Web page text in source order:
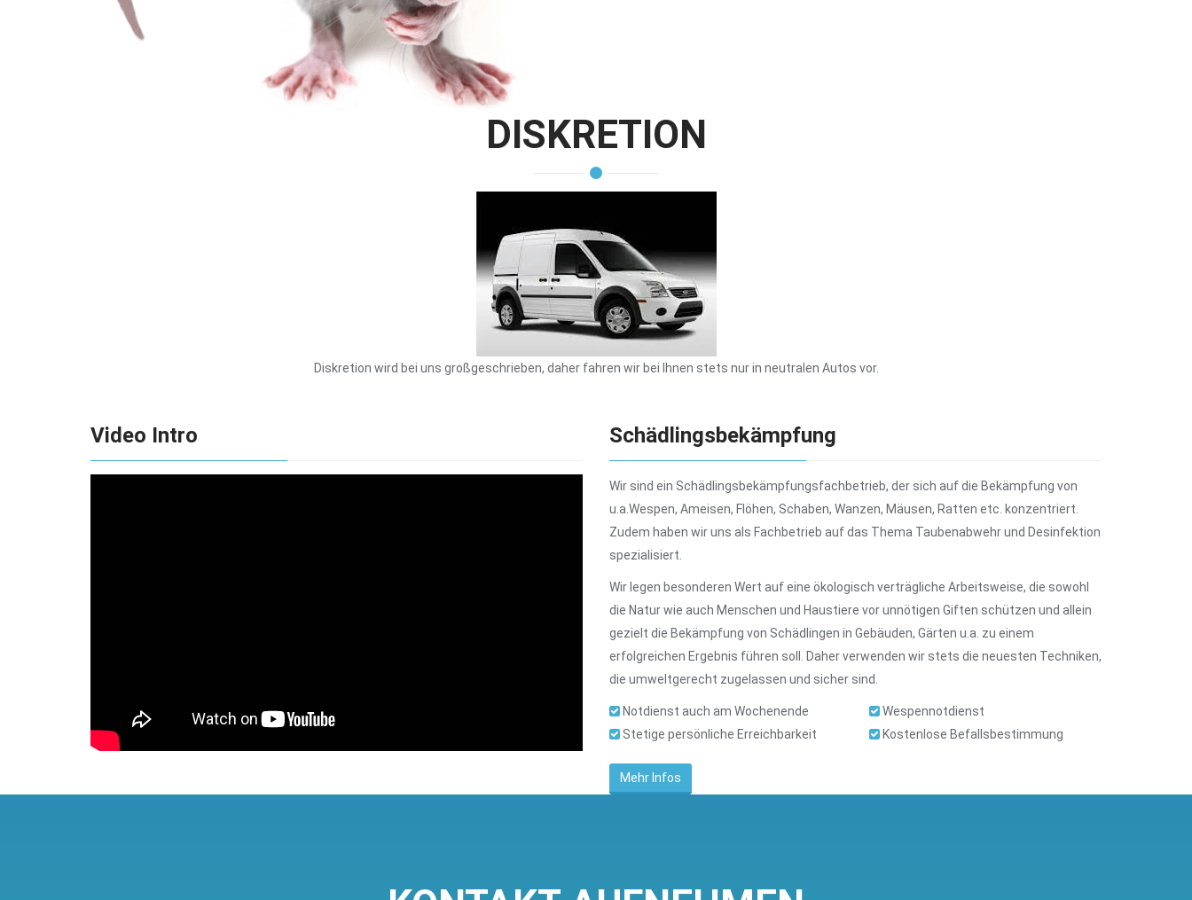
DISKRETION
Diskretion wird bei uns großgeschrieben, daher fahren wir bei Ihnen stets nur in neutralen Autos vor.
Video Intro Schädlingsbekämpfung
Wir sind ein Schädlingsbekämpfungsfachbetrieb, der sich auf die Bekämpfung von
u.a.Wespen, Ameisen, Flöhen, Schaben, Wanzen, Mäusen, Ratten etc. konzentriert.
Zudem haben wir uns als Fachbetrieb auf das Thema Taubenabwehr und Desinfektion
spezialisiert.
Wir legen besonderen Wert auf eine ökologisch verträgliche Arbeitsweise, die sowohl
die Natur wie auch Menschen und Haustiere vor unnötigen Giften schützen und allein
gezielt die Bekämpfung von Schädlingen in Gebäuden, Gärten u.a. zu einem
erfolgreichen Ergebnis führen soll. Daher verwenden wir stets die neuesten Techniken,
die umweltgerecht zugelassen und sicher sind.
Notdienst auch am Wochenende
Stetige persönliche Erreichbarkeit
Wespennotdienst
Kostenlose Befallsbestimmung
Mehr Infos